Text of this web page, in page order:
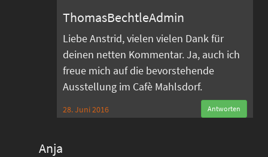
ThomasBechtleAdmin
Liebe Anstrid, vielen vielen Dank für
deinen netten Kommentar. Ja, auch ich
freue mich auf die bevorstehende
Ausstellung im Cafè Mahlsdorf.
28. Juni 2016 Antworten
Anja